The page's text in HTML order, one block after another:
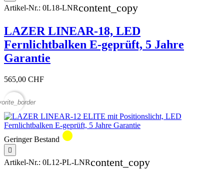
Artikel-Nr.: 0L18-LNRcontent_copy
LAZER LINEAR-18, LED
Fernlichtbalken E-geprüft, 5 Jahre
Garantie
565,00 CHF
Geringer Bestand circle

Artikel-Nr.: 0L12-PL-LNRcontent_copy